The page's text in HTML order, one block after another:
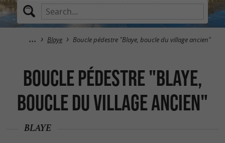
Blaye Boucle pédestre "Blaye, boucle du village ancien"
Boucle pédestre "Blaye,
boucle du village ancien"
BLAYE